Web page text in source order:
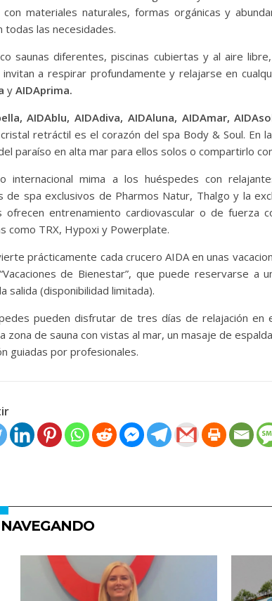
con materiales naturales, formas orgánicas y
todas las necesidades.
saunas diferentes, piscinas cubiertas y al aire
invitan a respirar profundamente y relajarse en
y AIDAprima.
AIDAblu, AIDAdiva, AIDAluna, AIDAmar,
retráctil es el corazón del spa Body & Soul. En
paraíso en alta mar para ellos solos o compartirlo
internacional mima a los huéspedes con
de spa exclusivos de Pharmos Natur, Thalgo y la
ofrecen entrenamiento cardiovascular o de fuerza
como TRX, Hypoxi y Powerplate.
prácticamente cada crucero AIDA en unas
de Bienestar”, que puede reservarse a
salida (disponibilidad limitada).
pueden disfrutar de tres días de relajación en
zona de sauna con vistas al mar, un masaje de
guiadas por profesionales.